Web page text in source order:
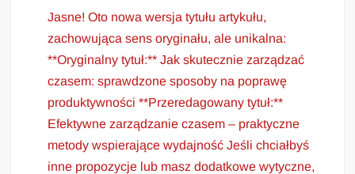
Jasne! Oto nowa wersja tytułu artykułu,
zachowująca sens oryginału, ale unikalna:
**Oryginalny tytuł:** Jak skutecznie zarządzać
czasem: sprawdzone sposoby na poprawę
produktywności **Przeredagowany tytuł:**
Efektywne zarządzanie czasem – praktyczne
metody wspierające wydajność Jeśli chciałbyś
inne propozycje lub masz dodatkowe wytyczne,